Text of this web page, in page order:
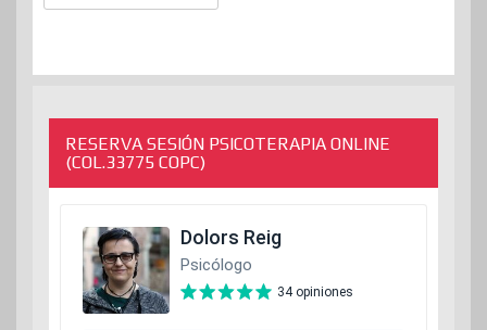
RESERVA SESIÓN PSICOTERAPIA ONLINE
(COL.33775 COPC)